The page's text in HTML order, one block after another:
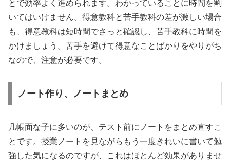
とで効率よく進められます。わかっていることに時間を割
いてはいけません。得意教科と苦手教科の差が激しい場合
も、得意教科は短時間でさっと確認し、苦手教科に時間を
かけましょう。苦手を避けて得意なことばかりをやりがち
なので、注意が必要です。
ノート作り、ノートまとめ
几帳面な子に多いのが、テスト前にノートをまとめ直すこ
とです。授業ノートを見ながらもう一度きれいに書いて勉
強した気になるのですが、これはほとんど効果がありませ